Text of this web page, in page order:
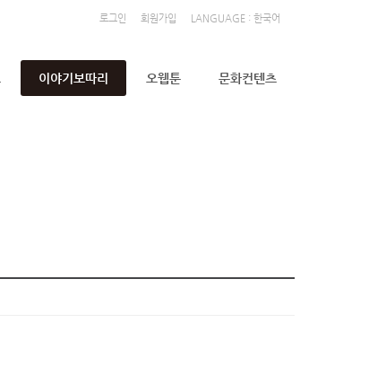
로그인 회원가입 LANGUAGE : 한국어
이야기보따리 오웹툰 문화컨텐츠